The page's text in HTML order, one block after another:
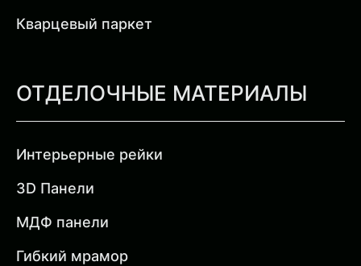
Кварцевый паркет
ОТДЕЛОЧНЫЕ МАТЕРИАЛЫ
Интерьерные рейки
3D Панели
МДФ панели
Гибкий мрамор